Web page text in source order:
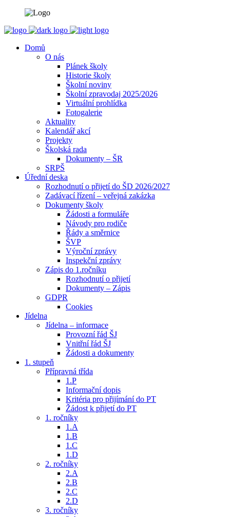
Domů
O nás
Plánek školy
Historie školy
Školní noviny
Školní zpravodaj 2025/2026
Virtuální prohlídka
Fotogalerie
Aktuality
Kalendář akcí
Projekty
Školská rada
Dokumenty – ŠR
SRPŠ
Úřední deska
Rozhodnutí o přijetí do ŠD 2026/2027
Zadávací řízení – veřejná zakázka
Dokumenty školy
Žádosti a formuláře
Návody pro rodiče
Řády a směrnice
ŠVP
Výroční zprávy
Inspekční zprávy
Zápis do 1.ročníku
Rozhodnutí o přijetí
Dokumenty – Zápis
GDPR
Cookies
Jídelna
Jídelna – informace
Provozní řád ŠJ
Vnitřní řád ŠJ
Žádosti a dokumenty
1. stupeň
Přípravná třída
1.P
Informační dopis
Kritéria pro přijímání do PT
Žádost k přijetí do PT
1. ročníky
1.A
1.B
1.C
1.D
2. ročníky
2.A
2.B
2.C
2.D
3. ročníky